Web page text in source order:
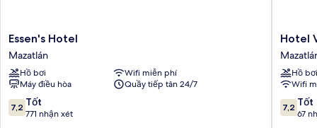
Essen's
Hotel
Mazatlán
Essen's Hotel
Mazatlán
Hồ bơi
Wifi miễn phí
Máy điều hòa
Quầy tiếp tân 24/7
7.2
trên
7,2 Tốt
771 nhận xét
Hotel
Vistamar
Hotel
Hồ bơi
Wifi
7.2
trên
7,2 Tốt
67